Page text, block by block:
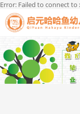
Error: Failed to connect